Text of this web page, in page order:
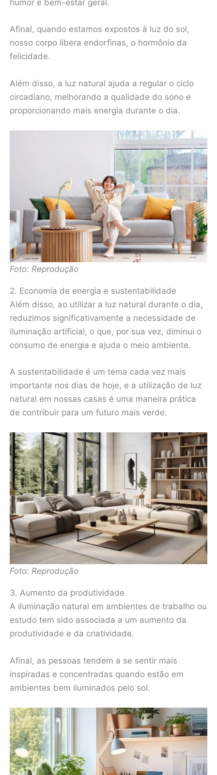
humor e bem-estar geral.
Afinal, quando estamos expostos à luz do sol,
nosso corpo libera endorfinas, o hormônio da
felicidade.
Além disso, a luz natural ajuda a regular o ciclo
circadiano, melhorando a qualidade do sono e
proporcionando mais energia durante o dia.
Foto: Reprodução
2. Economia de energia e sustentabilidade
Além disso, ao utilizar a luz natural durante o dia,
reduzimos significativamente a necessidade de
iluminação artificial, o que, por sua vez, diminui o
consumo de energia e ajuda o meio ambiente.
A sustentabilidade é um tema cada vez mais
importante nos dias de hoje, e a utilização de luz
natural em nossas casas é uma maneira prática
de contribuir para um futuro mais verde.
Foto: Reprodução
3. Aumento da produtividade
A iluminação natural em ambientes de trabalho ou
estudo tem sido associada a um aumento da
produtividade e da criatividade.
Afinal, as pessoas tendem a se sentir mais
inspiradas e concentradas quando estão em
ambientes bem iluminados pelo sol.